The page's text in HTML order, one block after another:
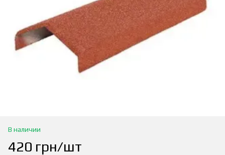
В наличии
420 грн/шт